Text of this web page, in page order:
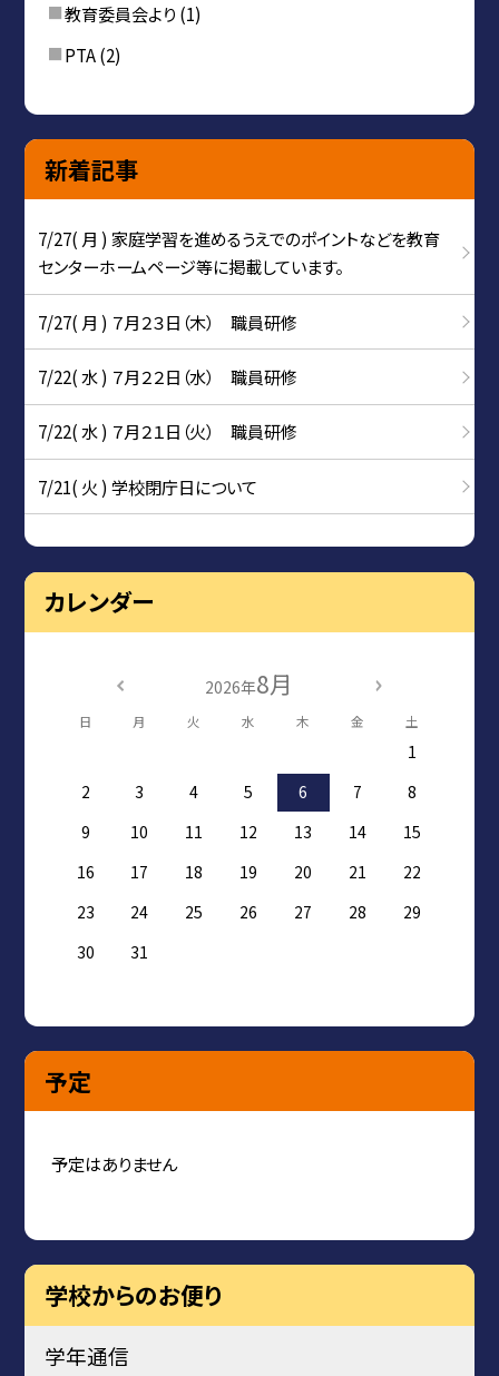
教育委員会より (1)
PTA(2)
新着記事
7/27( 月 ) 家庭学習を進めるうえでのポイントなどを教育
センターホームページ等に掲載しています。
7/27( 月 ) ７月２３日（木） 職員研修
7/22( 水 ) ７月２２日（水） 職員研修
7/22( 水 ) ７月２１日（火） 職員研修
7/21( 火 ) 学校閉庁日について
カレンダー
2026年8月
日 月 火 水 木 金 土
1
2
3 4 5 6 7
8
9
10 11 12 13 14
15
16
17 18 19 20 21
22
23
24 25 26 27 28
29
30
31
予定
予定はありません
学校からのお便り
学年通信